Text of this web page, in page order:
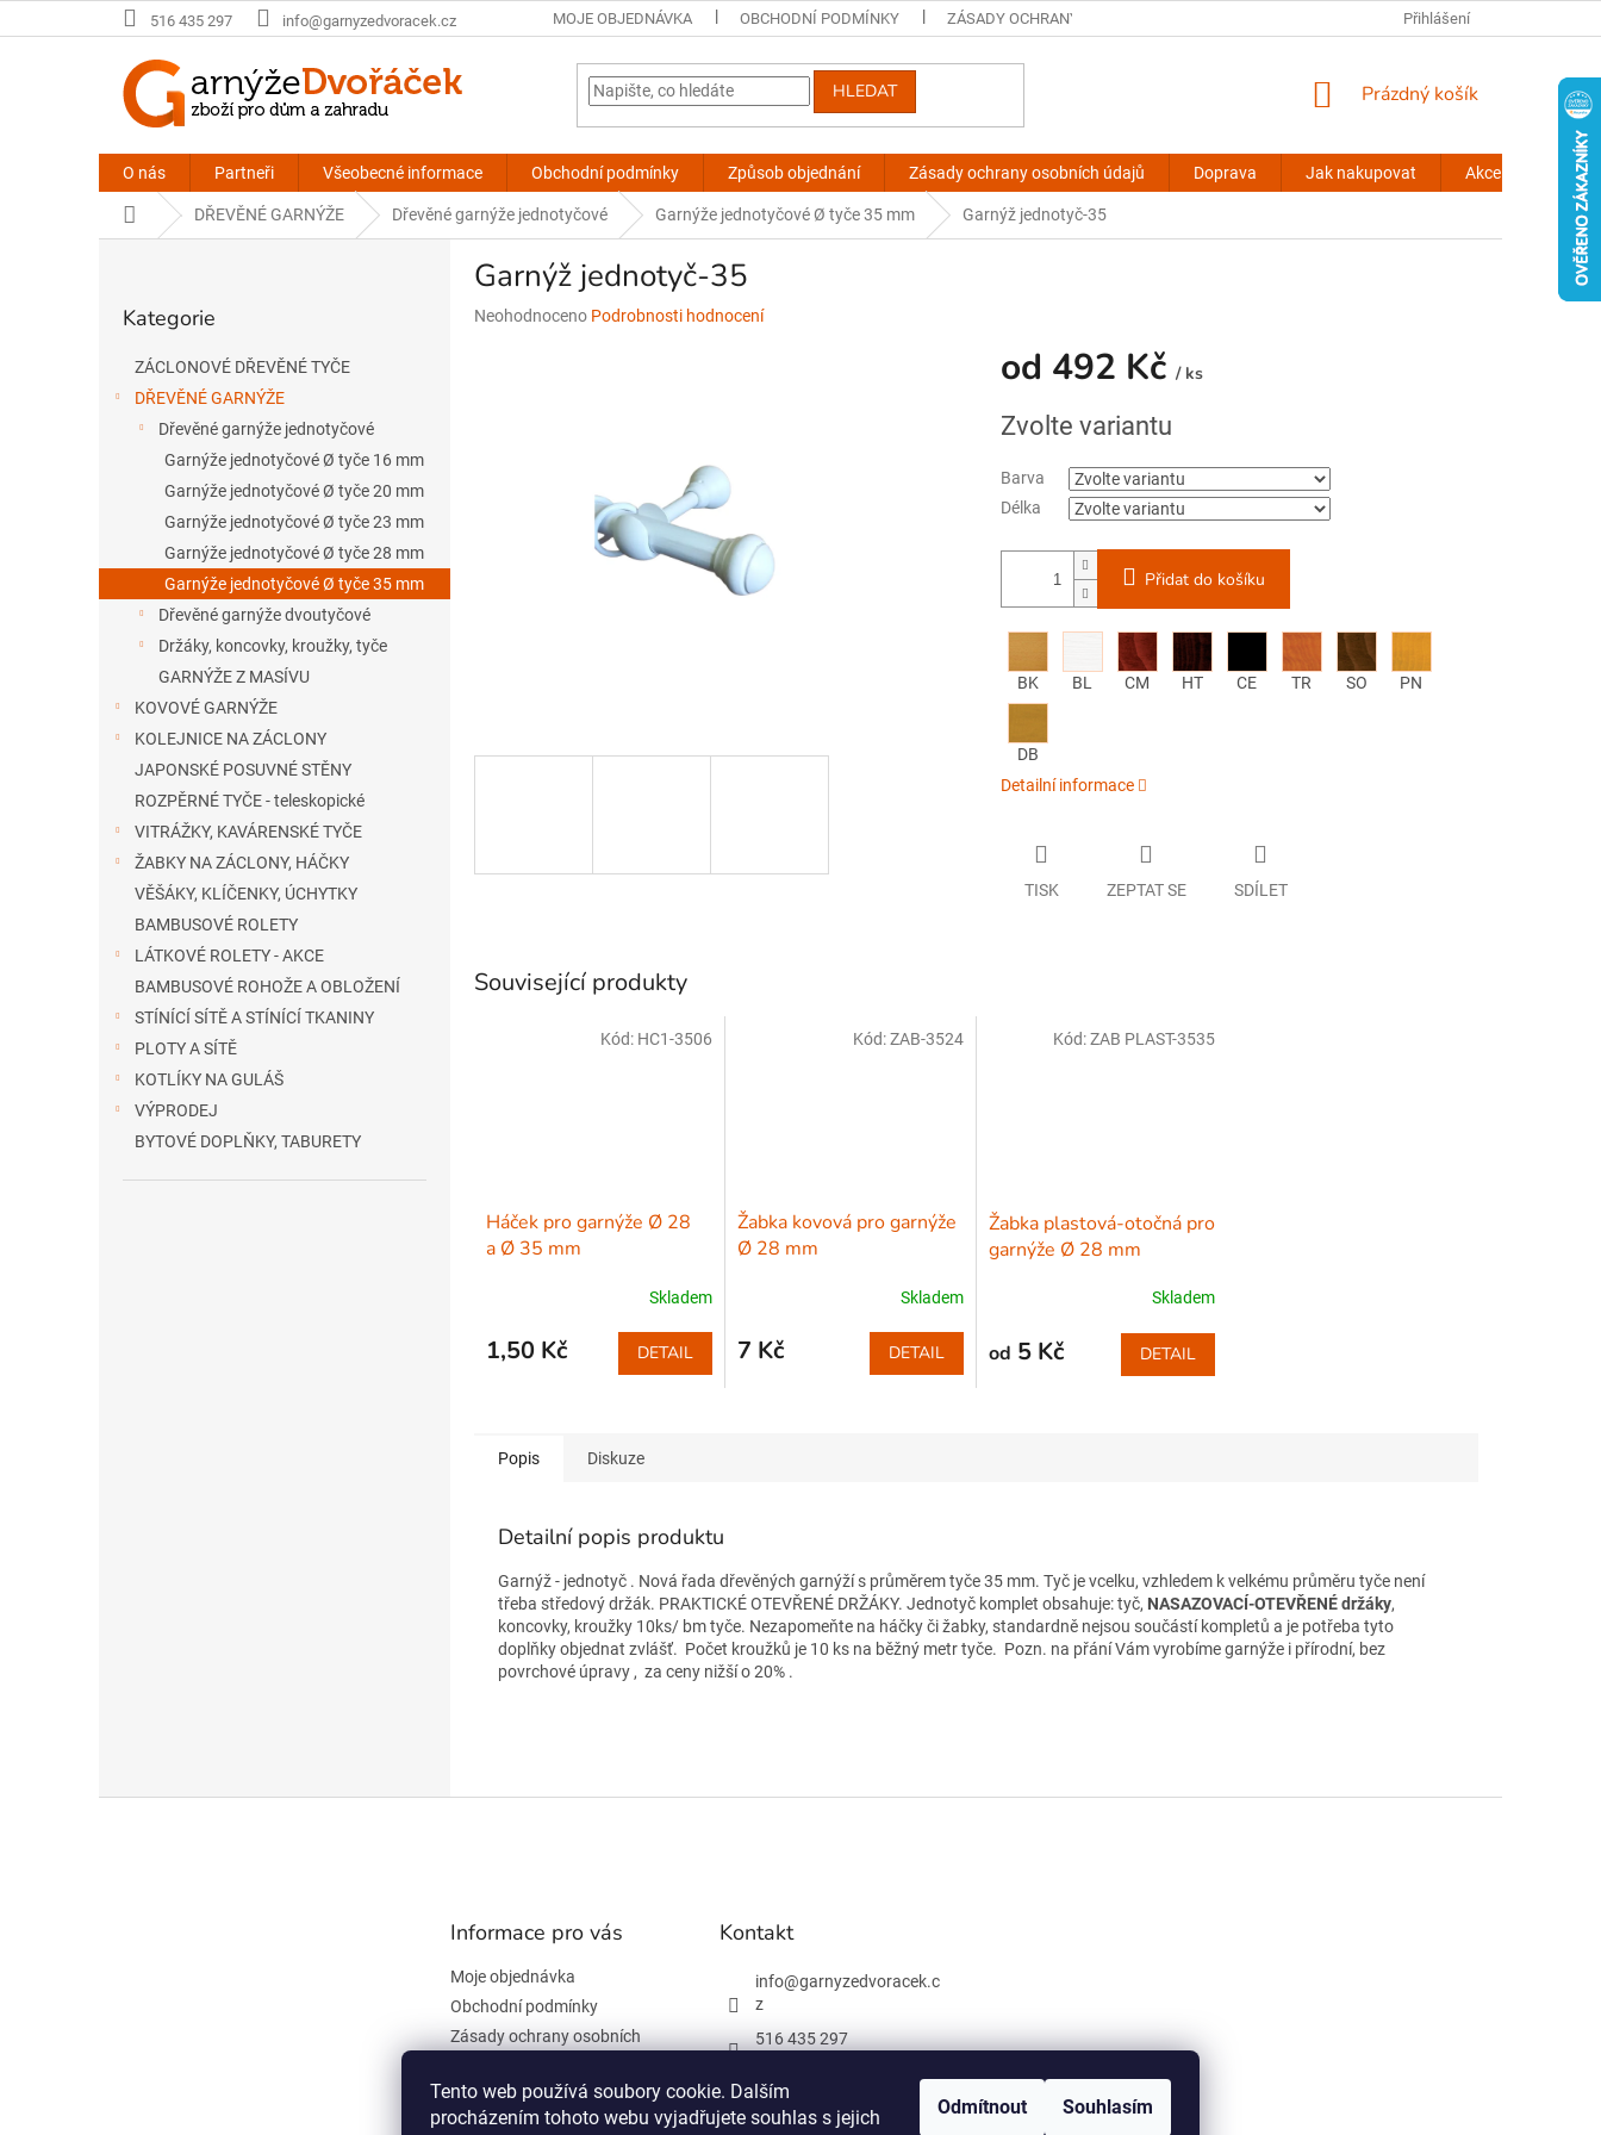
Tento web používá soubory cookie. Dalším
procházením tohoto webu vyjadřujete souhlas s jejich
Odmítnout Souhlasím
na
516 435 297 info@garnyzedvoracek.cz MOJE OBJEDNÁVKA OBCHODNÍ PODMÍNKY ZÁSADY OCHRANY OSOBNÍCH ÚDAJŮ VŠEOBECNÉ INFORMACE
Přihlášení
HLEDAT
NÁKUPNÍ
Prázdný košík
O nás Partneři Všeobecné informace Obchodní podmínky Způsob objednání Zásady ochrany osobních údajů Doprava Jak nakupovat Akce stinovky.cz
Domů DŘEVĚNÉ GARNÝŽE Dřevěné garnýže jednotyčové Garnýže jednotyčové Ø tyče 35 mm Garnýž jednotyč-35
e
l
kategorie
Kategorie
ZÁCLONOVÉ DŘEVĚNÉ TYČE
DŘEVĚNÉ GARNÝŽE
Dřevěné garnýže jednotyčové
Garnýže jednotyčové Ø tyče 16 mm
Garnýže jednotyčové Ø tyče 20 mm
Garnýže jednotyčové Ø tyče 23 mm
Garnýže jednotyčové Ø tyče 28 mm
Garnýže jednotyčové Ø tyče 35 mm
Dřevěné garnýže dvoutyčové
Držáky, koncovky, kroužky, tyče
GARNÝŽE Z MASÍVU
KOVOVÉ GARNÝŽE
KOLEJNICE NA ZÁCLONY
JAPONSKÉ POSUVNÉ STĚNY
ROZPĚRNÉ TYČE - teleskopické
VITRÁŽKY, KAVÁRENSKÉ TYČE
ŽABKY NA ZÁCLONY, HÁČKY
VĚŠÁKY, KLÍČENKY, ÚCHYTKY
BAMBUSOVÉ ROLETY
LÁTKOVÉ ROLETY - AKCE
BAMBUSOVÉ ROHOŽE A OBLOŽENÍ
STÍNÍCÍ SÍTĚ A STÍNÍCÍ TKANINY
PLOTY A SÍTĚ
KOTLÍKY NA GULÁŠ
VÝPRODEJ
BYTOVÉ DOPLŇKY, TABURETY
Garnýž jednotyč-35
Průměrné
Neohodnoceno Podrobnosti hodnocení
od 492 Kč / ks
cena:
Zvolte variantu
Barva
Délka
Přidat do košíku
BK BL CM HT CE TR SO PN
DB
Detailní informace
TISK ZEPTAT SE SDÍLET
Související produkty
Háček pro garnýže Ø 28
a Ø 35 mm
Skladem
1,50 Kč DETAIL
Kód: HC1-3506
Žabka kovová pro garnýže
Ø 28 mm
Skladem
7 Kč DETAIL
Kód:ZAB-3524
Žabka plastová-otočná pro
garnýže Ø 28 mm
Skladem
od 5 Kč DETAIL
Kód:ZAB PLAST-3535
Popis Diskuze
Detailní popis produktu
Garnýž - jednotyč . Nová řada dřevěných garnýží s průměrem tyče 35 mm. Tyč je vcelku, vzhledem k velkému průměru tyče není
třeba středový držák. PRAKTICKÉ OTEVŘENÉ DRŽÁKY. Jednotyč komplet obsahuje: tyč, NASAZOVACÍ-OTEVŘENÉ držáky,
koncovky, kroužky 10ks/ bm tyče. Nezapomeňte na háčky či žabky, standardně nejsou součástí kompletů a je potřeba tyto
doplňky objednat zvlášť. Počet kroužků je 10 ks na běžný metr tyče. Pozn. na přání Vám vyrobíme garnýže i přírodní, bez
povrchové úpravy , za ceny nižší o 20% .
Informace pro vás
Moje objednávka
Obchodní podmínky
Zásady ochrany osobních
Kontakty
Všeobecné informace
Kontakt
info@garnyzedvoracek.c
z
516 435 297
Facebook